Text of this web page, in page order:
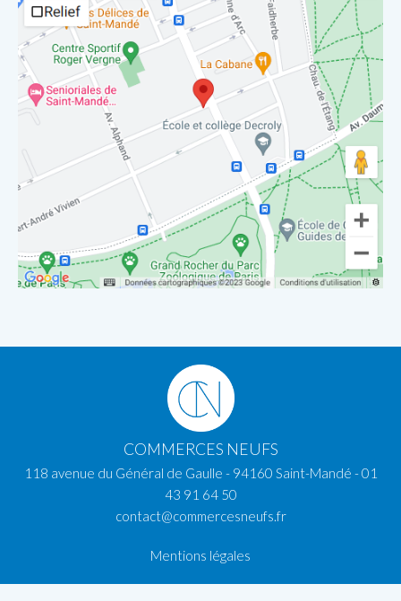
COMMERCES NEUFS
118 avenue du Général de Gaulle - 94160 Saint-Mandé -01
43 91 64 50
contact@commercesneufs.fr
Mentions légales